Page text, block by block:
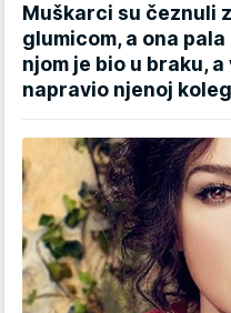
Muškarci su čeznuli
glumicom, a ona
njom je bio u braku,
napravio njenoj